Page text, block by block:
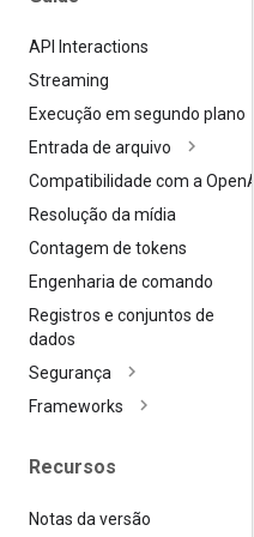
API Interactions
Streaming
Execução em segundo plano
Entrada de arquivo
Compatibilidade com a OpenAI
Resolução da mídia
Contagem de tokens
Engenharia de comando
Registros e conjuntos de
dados
Segurança
Frameworks
Recursos
Notas da versão